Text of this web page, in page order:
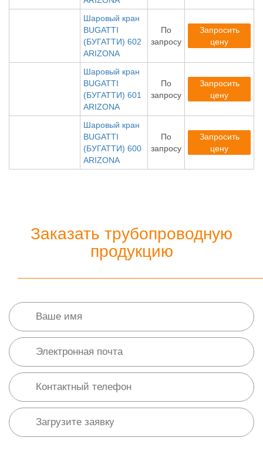
Шаровый кран
BUGATTI
(БУГАТТИ) 602
ARIZONA
По
запросу
Запросить
цену
Шаровый кран
BUGATTI
(БУГАТТИ) 601
ARIZONA
По
запросу
Запросить
цену
Шаровый кран
BUGATTI
(БУГАТТИ) 600
ARIZONA
По
запросу
Запросить
цену
Заказать трубопроводную
продукцию